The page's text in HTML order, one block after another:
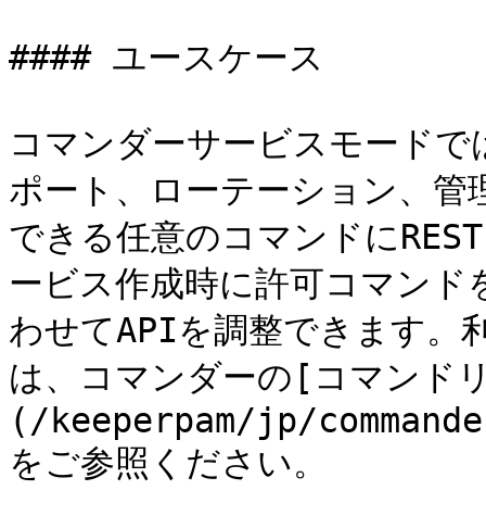
#### ユースケース
コマンダーサービスモード
ポート、ローテーション、
できる任意のコマンドに
ービス作成時に許可コマン
わせてAPIを調整できます。
は、コマンダーの[コマンド
(/keeperpam/jp/
をご参照ください。